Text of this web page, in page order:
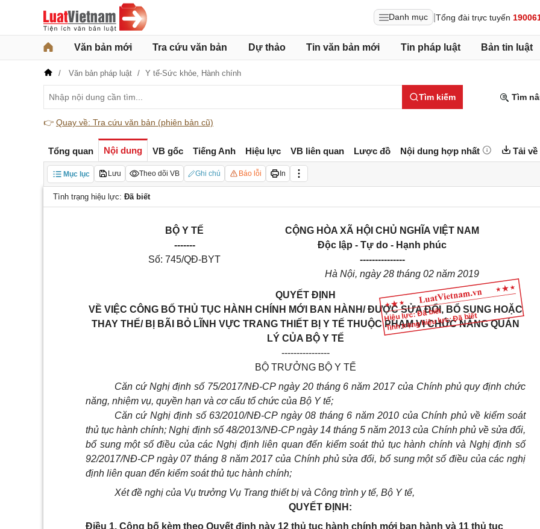
Danh mục Tổng đài trực tuyến
Văn bản mới Tra cứu văn bản Dự thảo Tin văn bản mới Tin pháp luật Bản tin luật
Văn bản pháp luật Y tế-Sức khỏe, Hành chính
Tìm kiếm Tìm
👉 Quay về: Tra cứu văn bản (phiên bản cũ)
Tổng quan Nội dung VB gốc Tiếng Anh Hiệu lực VB liên quan Lược đồ Nội dung hợp nhất Tải về
Mục lục Lưu Theo dõi VB Ghi chú Báo lỗi In
Tình trạng hiệu lực: Đã biết
Hiệu lực: Đã biết
Tình trạng hiệu lực: Đã biết
BỘ Y TẾ
-------
Số: 745/QĐ-BYT
CỘNG HÒA XÃ HỘI CHỦ NGHĨA VIỆT NAM
Độc lập - Tự do - Hạnh phúc
---------------
Hà Nội, ngày28 tháng 02 năm 2019
QUYẾT ĐỊNH
VỀ VIỆC CÔNG BỐ THỦ TỤC HÀNH CHÍNH MỚI BAN HÀNH/ ĐƯỢC SỬA ĐỔI, BỔ SUNG HOẶC
THAY THẾ/ BỊ BÃI BỎ LĨNH VỰC TRANG THIẾT BỊ Y TẾ THUỘC PHẠM VI CHỨC NĂNG QUẢN
LÝ CỦA BỘ Y TẾ
----------------
BỘ TRƯỞNG BỘ Y TẾ
Căn cứ Nghị định số 75/2017/NĐ-CP ngày 20 tháng 6 năm 2017 của Chính phủ quy định chức
năng, nhiệm vụ, quyền hạn và cơ cấu tổ chức của Bộ Y tế;
Căn cứ Nghị định số 63/2010/NĐ-CP ngày 08 tháng 6 năm 2010 của Chính phủ về kiểm soát
thủ tục hành chính; Nghị định số 48/2013/NĐ-CP ngày 14 tháng 5 năm 2013 của Chính phủ về sửa đổi,
bổ sung một số điều của các Nghị định liên quanđến kiểm soát thủ tục hành chính và Nghị định số
92/2017/NĐ-CP ngày 07 tháng 8 năm 2017 của Chính phủ sửa đổi, bổ sung một số điều của các nghị
định liên quan đến kiểm soát thủ tục hành chính;
Xét đề nghị của Vụ trưởng Vụ Trang thiết bị và Công trình y tế, Bộ Ytế,
QUYẾT ĐỊNH:
Điều 1. Công bố kèm theo Quyết định này 12 thủ tục hành chính mới ban hành và 11 thủ tục